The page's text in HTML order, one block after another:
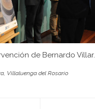
de Bernardo Villar.
, Villaluenga del Rosario